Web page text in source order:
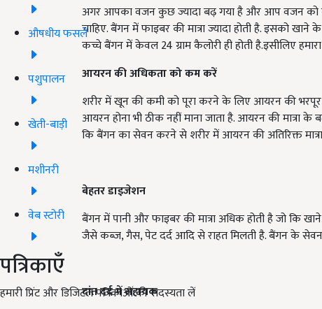
औषधीय फसलें
पशुपालन
खेती-बाड़ी
मशीनरी
वेब स्टोरी
पत्रिकाएँ
हमारी प्रिंट और डिजिटल पत्रिकाओं की सदस्यता लें
अगर आपका वजन कुछ ज्यादा बढ़ गया है और आप वजन को
चाहिए. बैंगन में फाइबर की मात्रा ज्यादा होती है. इसको
कच्चे बैंगन में केवल 24 ग्राम कैलोरी ही होती है.इसीलिए
आयरन की अधिकता को कम करें
शरीर में खून की कमी को पूरा करने के लिए आयरन की
आयरन होना भी ठीक नहीं माना जाता है. आयरन की मात्रा
कि बैंगन का सेवन करने से शरीर में आयरन की अतिरिक्त
बेहतर डाइजेशन
बैंगन में पानी और फाइबर की मात्रा अधिक होती है जो कि
जैसे कब्ज, गैस, पेट दर्द आदि से राहत मिलती है. बैंगन के
दांत दर्द में सहायक